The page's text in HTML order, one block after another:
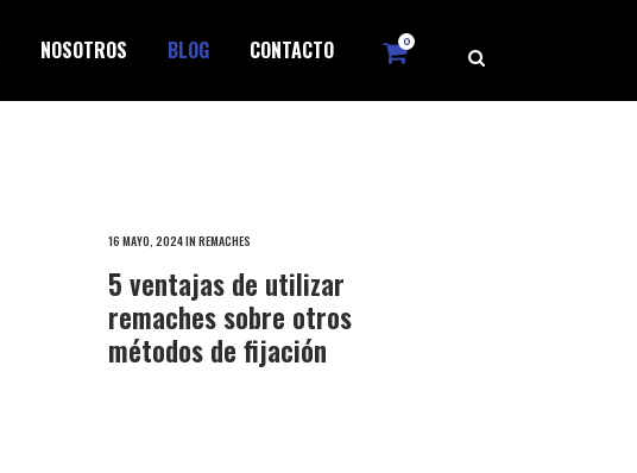
0
NOSOTROS BLOG CONTACTO
16 MAYO, 2024IN REMACHES
5 ventajas de utilizar
remaches sobre otros
métodos de fijación